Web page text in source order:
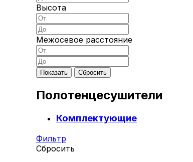
Высота
Межосевое расстояние
Полотенцесушители
Комплектующие
Фильтр
Сбросить